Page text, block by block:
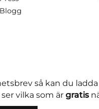
Blogg
så kan du
vilka som är gratis